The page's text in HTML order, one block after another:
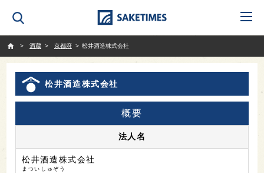
酒蔵
京都府 松井酒造株式会社
松井酒造株式会社
概要
法人名
松井酒造株式会社
まついしゅぞう